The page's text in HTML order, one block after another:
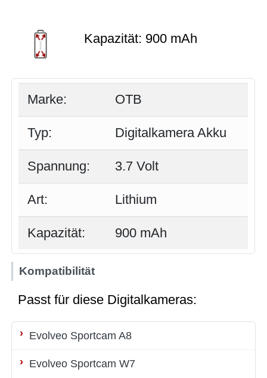
Kapazität: 900 mAh
Marke: OTB
Typ: Digitalkamera Akku
Spannung: 3.7 Volt
Art: Lithium
Kapazität: 900 mAh
Kompatibilität
Passt für diese Digitalkameras:
Evolveo Sportcam A8
Evolveo Sportcam W7